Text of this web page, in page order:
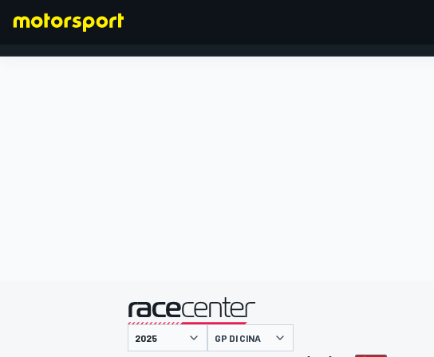
presentato da
GP DI CINA